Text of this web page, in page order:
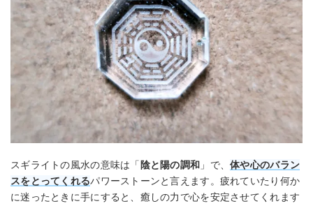
スギライトの風水の意味は「 陰と陽の調和 」で、体や心のバラン
スをとってくれるパワーストーンと言えます。疲れていたり何か
に迷ったときに手にすると、癒しの力で心を安定させてくれます